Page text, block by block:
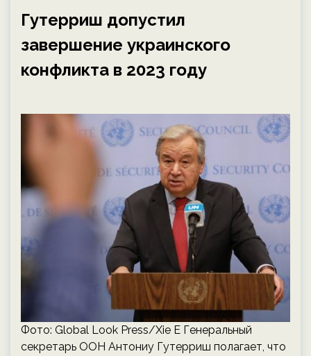
Гутерриш допустил
завершение украинского
конфликта в 2023 году
Фото: Global Look Press/Xie E Генеральный
секретарь ООН Антониу Гутерриш полагает, что